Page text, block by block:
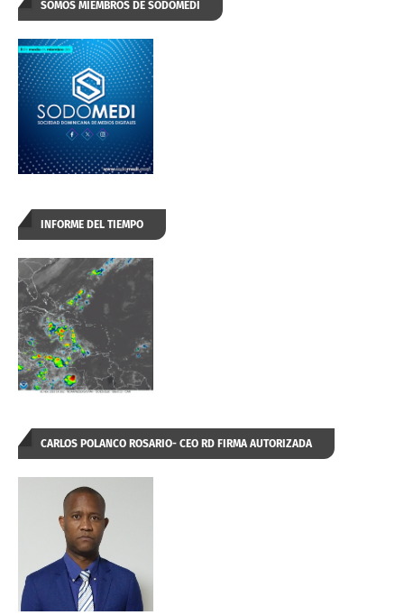
SOMOS MIEMBROS DE SODOMEDI
INFORME DEL TIEMPO
CARLOS POLANCO ROSARIO- CEO RD FIRMA AUTORIZADA